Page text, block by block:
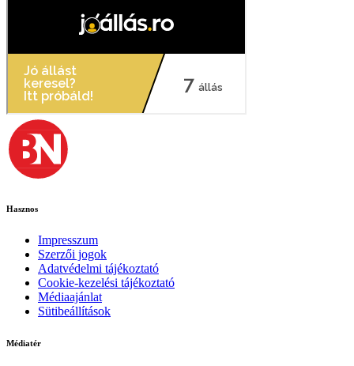
Hasznos
Impresszum
Szerzői jogok
Adatvédelmi tájékoztató
Cookie-kezelési tájékoztató
Médiaajánlat
Sütibeállítások
Médiatér